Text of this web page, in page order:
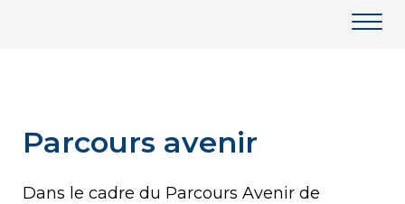
Parcours avenir
Dans le cadre du Parcours Avenir de